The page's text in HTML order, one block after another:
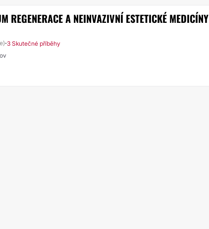
REGENERACE A NEINVAZIVNÍ ESTETICKÉ MEDICÍNY
·3 Skutečné příběhy